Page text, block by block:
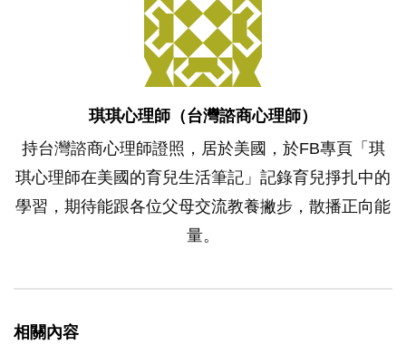
琪琪心理師（台灣諮商心理師）
持台灣諮商心理師證照，居於美國，於FB專頁「琪
琪心理師在美國的育兒生活筆記」記錄育兒掙扎中的
學習，期待能跟各位父母交流教養撇步，散播正向能
量。
相關內容